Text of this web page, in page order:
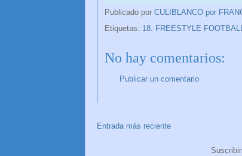
Publicado por CULIBLANCO por
Etiquetas: 18. FREESTYLE FOOTBALL
No hay comentarios:
Publicar un comentario
Entrada más reciente